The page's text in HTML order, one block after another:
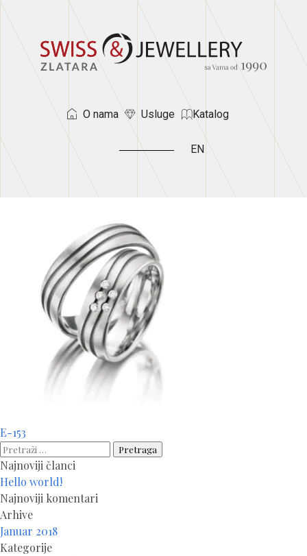
O nama Usluge Katalog
EN
Navigacija
članaka
E-153
Pretraga:
Najnoviji članci
Hello world!
Najnoviji komentari
Arhive
Januar 2018
Kategorije